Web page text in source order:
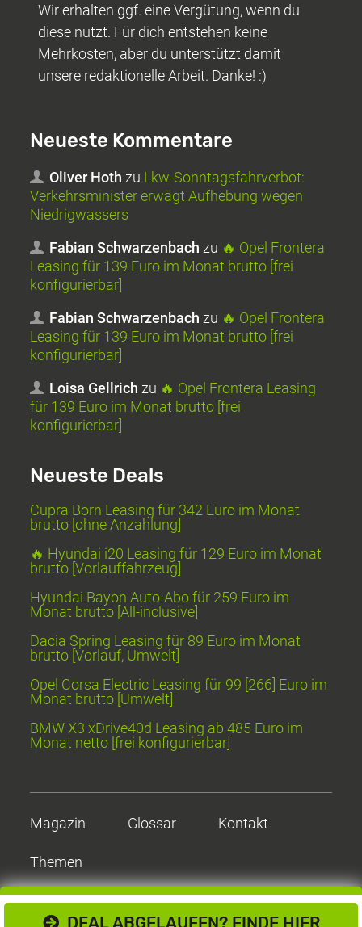
DEAL ABGELAUFEN? FINDE HIER
Wir erhalten ggf. eine Vergütung, wenn du
diese nutzt. Für dich entstehen keine
Mehrkosten, aber du unterstützt damit
unsere redaktionelle Arbeit. Danke! :)
Neueste Kommentare
Oliver Hoth zu Lkw-Sonntagsfahrverbot:
Verkehrsminister erwägt Aufhebung wegen
Niedrigwassers
Fabian Schwarzenbach zu 🔥 Opel Frontera
Leasing für 139 Euro im Monat brutto [frei
konfigurierbar]
Fabian Schwarzenbach zu 🔥 Opel Frontera
Leasing für 139 Euro im Monat brutto [frei
konfigurierbar]
Loisa Gellrich zu 🔥 Opel Frontera Leasing
für 139 Euro im Monat brutto [frei
konfigurierbar]
Neueste Deals
Cupra Born Leasing für 342 Euro im Monat
brutto [ohne Anzahlung]
🔥 Hyundai i20 Leasing für 129 Euro im Monat
brutto [Vorlauffahrzeug]
Hyundai Bayon Auto-Abo für 259 Euro im
Monat brutto [All-inclusive]
Dacia Spring Leasing für 89 Euro im Monat
brutto [Vorlauf, Umwelt]
Opel Corsa Electric Leasing für 99 [266] Euro im
Monat brutto [Umwelt]
BMW X3 xDrive40d Leasing ab 485 Euro im
Monat netto [frei konfigurierbar]
Magazin Glossar Kontakt
Themen